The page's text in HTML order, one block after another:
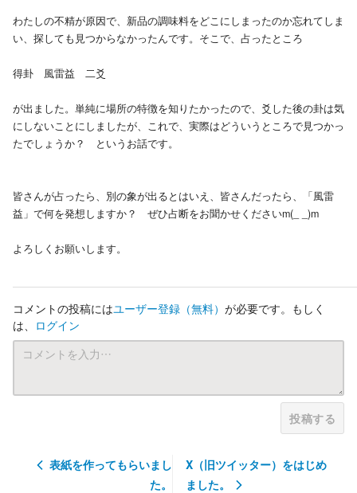
わたしの不精が原因で、新品の調味料をどこにしまったのか忘れてしま
い、探しても見つからなかったんです。そこで、占ったところ
得卦 風雷益 二爻
が出ました。単純に場所の特徴を知りたかったので、爻した後の卦は気
にしないことにしましたが、これで、実際はどういうところで見つかっ
たでしょうか？ というお話です。
皆さんが占ったら、別の象が出るとはいえ、皆さんだったら、「風雷
益」で何を発想しますか？ ぜひ占断をお聞かせくださいm(_ _)m
よろしくお願いします。
コメントの投稿にはユーザー登録 （無料） が必要です。もしく
は、 ログイン
投稿する
表紙を作ってもらいまし
た。
X（旧ツイッター）をはじめ
ました。